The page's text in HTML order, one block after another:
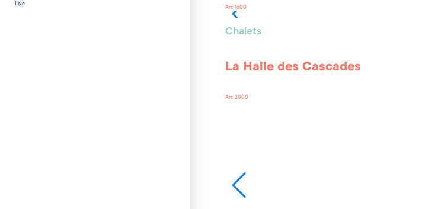
Live
Arc 1600
Chalets
La Halle des Cascades
Arc 2000